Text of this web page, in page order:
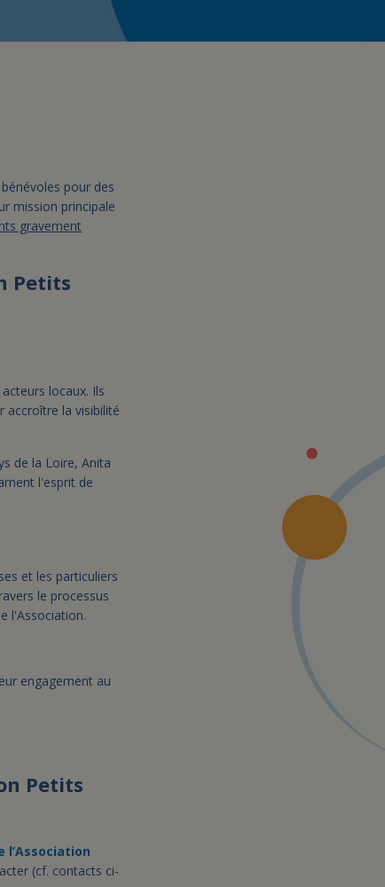
pour des
mission principale
gravement
Petits
locaux. Ils
accroître la visibilité
de la Loire, Anita
l'esprit de
et les particuliers
le processus
l'Association.
engagement au
Petits
l’Association
(cf. contacts ci-